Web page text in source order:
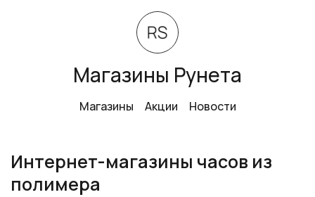
Магазины Рунета
Магазины Акции Новости
Интернет-магазины часов из
полимера